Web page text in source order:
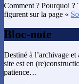
Comment ? Pourquoi ?
figurent sur la page «
Bloc-note
Destiné à l’archivage
site est en
patience…